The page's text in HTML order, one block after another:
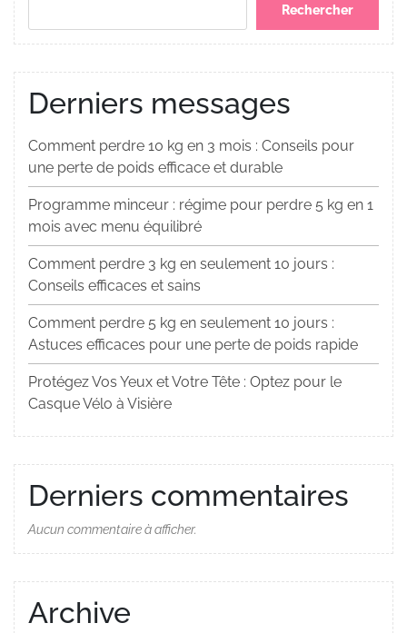
Rechercher
Derniers messages
Comment perdre 10 kg en 3 mois : Conseils pour
une perte de poids efficace et durable
Programme minceur : régime pour perdre 5 kg en 1
mois avec menu équilibré
Comment perdre 3 kg en seulement 10 jours :
Conseils efficaces et sains
Comment perdre 5 kg en seulement 10 jours :
Astuces efficaces pour une perte de poids rapide
Protégez Vos Yeux et Votre Tête : Optez pour le
Casque Vélo à Visière
Derniers commentaires
Aucun commentaire à afficher.
Archive